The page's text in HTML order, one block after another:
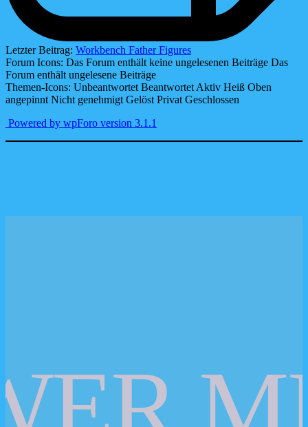
Letzter Beitrag: Workbench Father Figures
Forum Icons: Das Forum enthält keine ungelesenen Beiträge Das
Forum enthält ungelesene Beiträge
Themen-Icons: Unbeantwortet Beantwortet Aktiv Heiß Oben
angepinnt Nicht genehmigt Gelöst Privat Geschlossen
Powered by wpForo version 3.1.1